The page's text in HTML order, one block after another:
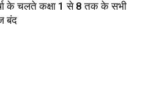
के चलते कक्षा 1 से 8 तक के सभी
बंद